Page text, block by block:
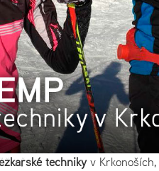
technikyv Krkonoších,